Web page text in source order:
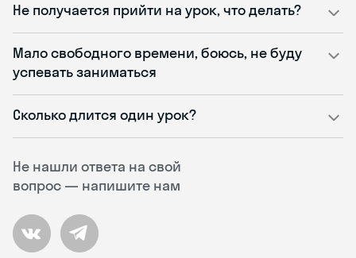
Не нашли ответа на свой
вопрос — напишите нам
Не получается прийти на урок, что делать?
Мало свободного времени, боюсь, не буду
успевать заниматься
Сколько длится один урок?